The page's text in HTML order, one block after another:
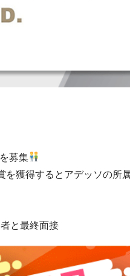
募集
獲得するとアデッソの所
と最終面接